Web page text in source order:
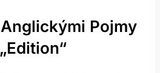
Pojmy